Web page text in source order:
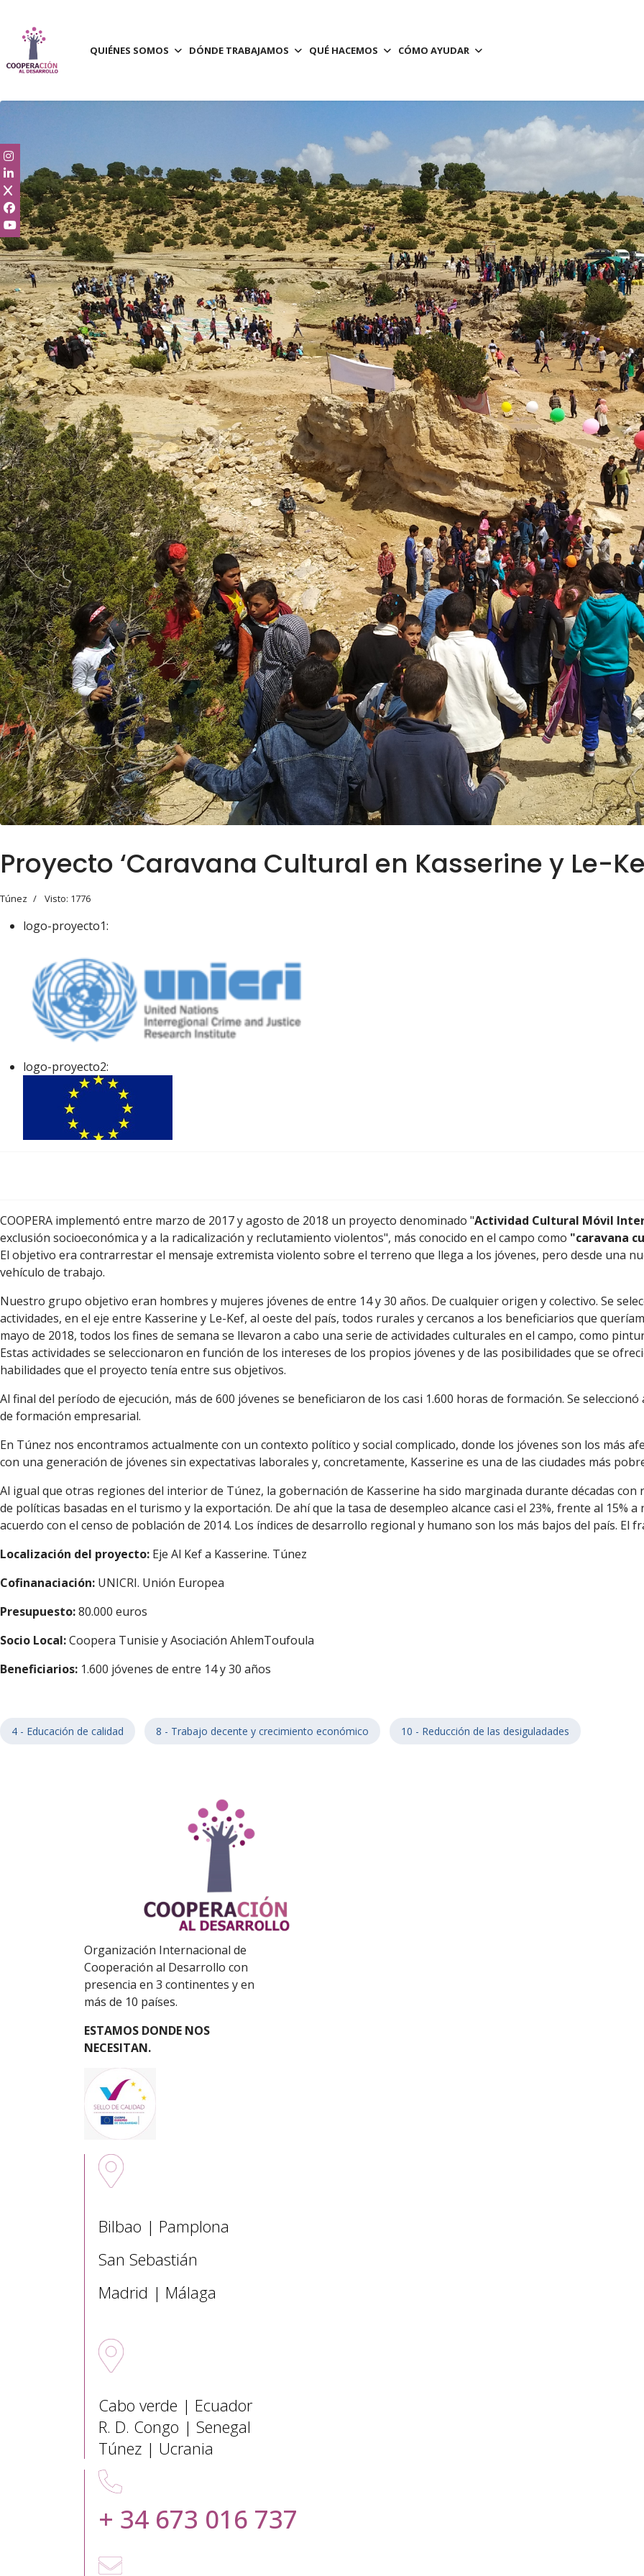
QUIÉNES SOMOS DÓNDE TRABAJAMOS QUÉ HACEMOS CÓMO AYUDAR
Proyecto ‘Caravana Cultural en Kasserine y Le-
Túnez Visto: 1776
logo-proyecto1:
logo-proyecto2:
COOPERA implementó entre marzo de 2017 y agosto de 2018 un proyecto denominado "Actividad Cultural Móvil
exclusión socioeconómica y a la radicalización y reclutamiento violentos", más conocido en el campo como "caravana
El objetivo era contrarrestar el mensaje extremista violento sobre el terreno que llega a los jóvenes, pero desde una
vehículo de trabajo.
Nuestro grupo objetivo eran hombres y mujeres jóvenes de entre 14 y 30 años. De cualquier origen y colectivo. Se
actividades, en el eje entre Kasserine y Le-Kef, al oeste del país, todos rurales y cercanos a los beneficiarios que
mayo de 2018, todos los fines de semana se llevaron a cabo una serie de actividades culturales en el campo, como
Estas actividades se seleccionaron en función de los intereses de los propios jóvenes y de las posibilidades que se
habilidades que el proyecto tenía entre sus objetivos.
Al final del período de ejecución, más de 600 jóvenes se beneficiaron de los casi 1.600 horas de formación. Se
de formación empresarial.
En Túnez nos encontramos actualmente con un contexto político y social complicado, donde los jóvenes son los más
con una generación de jóvenes sin expectativas laborales y, concretamente, Kasserine es una de las ciudades más
Al igual que otras regiones del interior de Túnez, la gobernación de Kasserine ha sido marginada durante décadas con
de políticas basadas en el turismo y la exportación. De ahí que la tasa de desempleo alcance casi el 23%, frente al 15%
acuerdo con el censo de población de 2014. Los índices de desarrollo regional y humano son los más bajos del país. El
Localización del proyecto: Eje Al Kef a Kasserine. Túnez
Cofinanaciación: UNICRI. Unión Europea
Presupuesto:80.000 euros
Socio Local:Coopera Tunisie y Asociación AhlemToufoula
Beneficiarios: 1.600 jóvenes de entre 14 y 30 años
4 - Educación de calidad 8 - Trabajo decente y crecimiento económico 10 - Reducción de las desiguladades
Organización Internacional de
Cooperación al Desarrollo con
presencia en 3 continentes y en
más de 10 países.
ESTAMOS DONDE NOS
NECESITAN.
Bilbao | Pamplona
San Sebastián
Madrid | Málaga
Cabo verde | Ecuador
R. D. Congo | Senegal
Túnez | Ucrania
+ 34 673 016 737